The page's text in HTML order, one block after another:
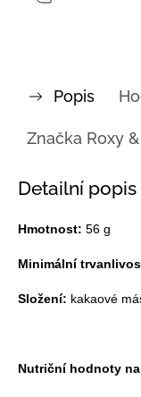
Popis
Značka Roxy
Detailní
Hmotnost: 56 g
Minimální
Složení: kakaové
Nutriční hodnoty